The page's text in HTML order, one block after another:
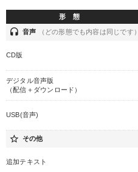
形 態
headset 音声 （どの形態でも内容は同じです）
CD版
デジタル音声版
（配信＋ダウンロード）
USB(音声)
star_border その他
追加テキスト